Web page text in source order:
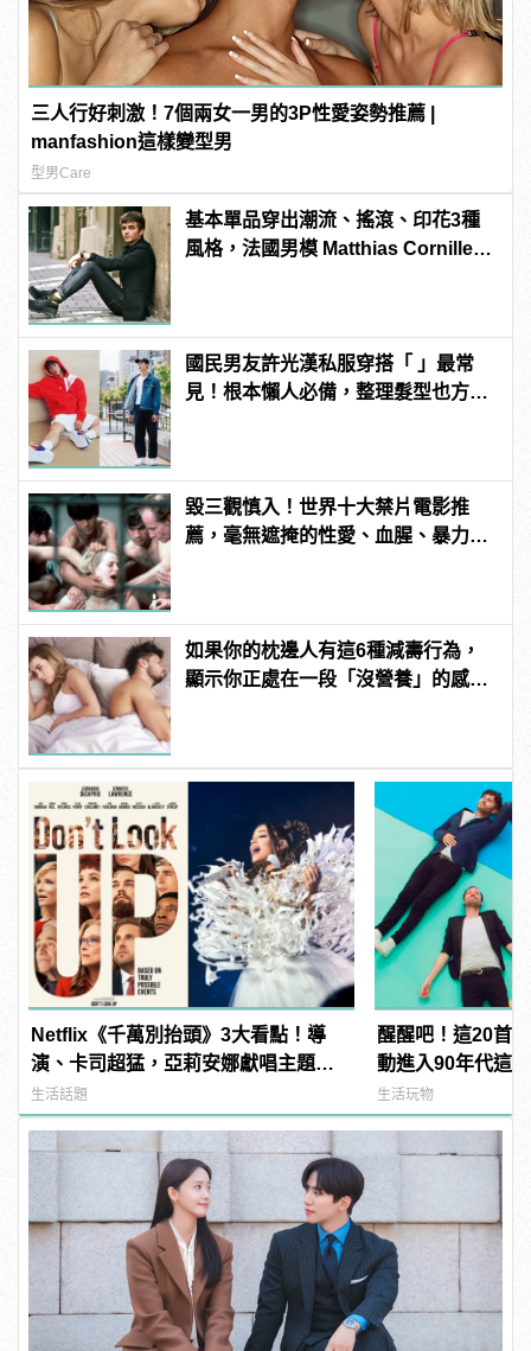
三人行好刺激！7個兩女一男的3P性愛姿勢推薦 |
manfashion這樣變型男
型男Care
基本單品穿出潮流、搖滾、印花3種
風格，法國男模 Matthias Cornilleau
國民男友許光漢私服穿搭「 」最常
見！根本懶人必備，整理髮型也方便
毀三觀慎入！世界十大禁片電影推
薦，毫無遮掩的性愛、血腥、暴力、
如果你的枕邊人有這6種減壽行為，
顯示你正處在一段「沒營養」的感情
Netflix《千萬別抬頭》3大看點！導
演、卡司超猛，亞莉安娜獻唱主題
曲？ | manfashion這樣變型男
生活話題
醒醒吧！這20首
動進入90年代這
生活玩物